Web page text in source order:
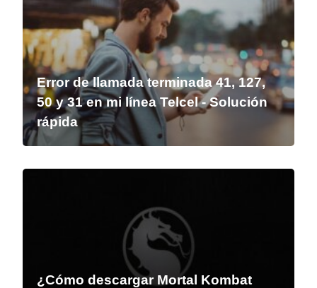
Error de llamada terminada 41, 127,
50 y 31 en mi línea Telcel - Solución
rápida
¿Cómo descargar Mortal Kombat